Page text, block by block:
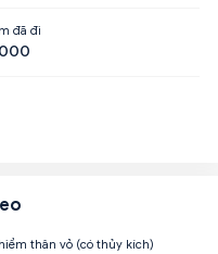
đã đi
thân vỏ (có thủy kích)